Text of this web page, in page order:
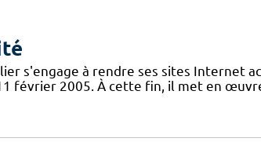
s'engage à rendre ses sites Internet
février 2005. À cette fin, il met en